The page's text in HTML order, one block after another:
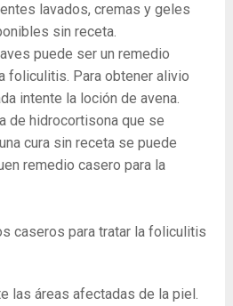
lavados, cremas y geles
sin receta.
puede ser un remedio
foliculitis. Para obtener alivio
intente la loción de avena.
de hidrocortisona que se
cura sin receta se puede
remedio casero para la
caseros para tratar la foliculitis
las áreas afectadas de la piel.